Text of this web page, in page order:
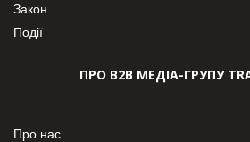
Закон
Події
ПРО В2В МЕДІА-ГРУПУ
Про нас